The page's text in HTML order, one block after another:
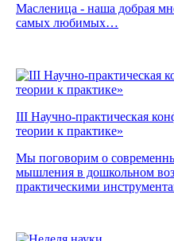
Масленица - наша добрая
самых любимых…
III Научно-практическая
теории к практике»
Мы поговорим о
мышления в дошкольном
практическими